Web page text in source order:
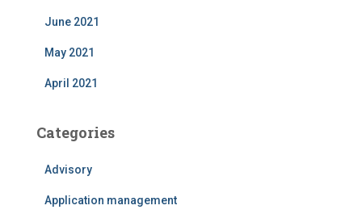
June 2021
May 2021
April 2021
Categories
Advisory
Application management